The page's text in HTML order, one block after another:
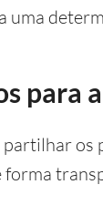
uma
para
os
forma